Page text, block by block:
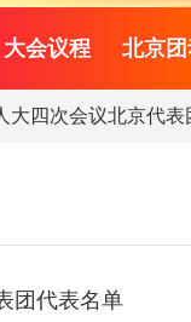
大会议程 北京
大四次会议北京代
团代表名单